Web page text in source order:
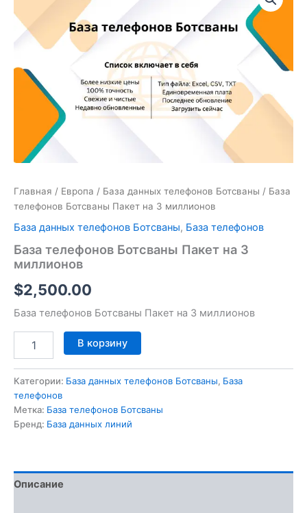
Главная / Европа / База данных телефонов Ботсваны / База
телефонов Ботсваны Пакет на 3 миллионов
База данных телефонов Ботсваны, База телефонов
База телефонов Ботсваны Пакет на 3
миллионов
$2,500.00
База телефонов Ботсваны Пакет на 3 миллионов
телефонов
Ботсваны
на
миллионов
В корзину
Категории: База данных телефонов Ботсваны, База
телефонов
Метка: База телефонов Ботсваны
Бренд: База данных линий
Описание